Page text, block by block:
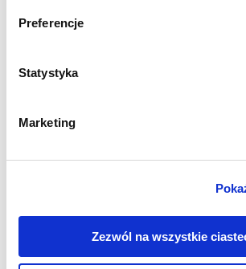
Preferencje
Statystyka
Marketing
Zezwól na wszystkie
komputerze, musisz sprawdzić jak to robić
Zobacz instrukcje jak przeglądać i zarządzać
kategori, ze względu na czas ich trwania i
Cookies Sesji (Session Cookies): Jak
cookies sesji są tymczasowe i